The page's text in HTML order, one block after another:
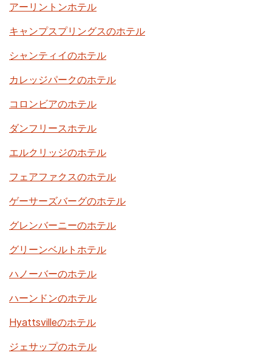
アーリントンホテル
キャンプスプリングスのホテル
シャンティイのホテル
カレッジパークのホテル
コロンビアのホテル
ダンフリースホテル
エルクリッジのホテル
フェアファクスのホテル
ゲーサーズバーグのホテル
グレンバーニーのホテル
グリーンベルトホテル
ハノーバーのホテル
ハーンドンのホテル
Hyattsvilleのホテル
ジェサップのホテル